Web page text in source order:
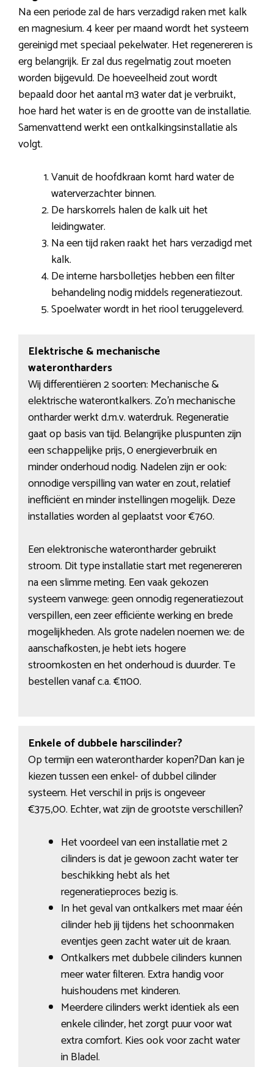
Na een periode zal de hars verzadigd raken met kalk
en magnesium. 4 keer per maand wordt het systeem
gereinigd met speciaal pekelwater. Het regenereren is
erg belangrijk. Er zal dus regelmatig zout moeten
worden bijgevuld. De hoeveelheid zout wordt
bepaald door het aantal m3 water dat je verbruikt,
hoe hard het water is en de grootte van de installatie.
Samenvattend werkt een ontkalkingsinstallatie als
volgt.
Vanuit de hoofdkraan komt hard water de
waterverzachter binnen.
De harskorrels halen de kalk uit het
leidingwater.
Na een tijd raken raakt het hars verzadigd met
kalk.
De interne harsbolletjes hebben een filter
behandeling nodig middels regeneratiezout.
Spoelwater wordt in het riool teruggeleverd.
Elektrische & mechanische
waterontharders
Wij differentiëren 2 soorten: Mechanische &
elektrische waterontkalkers. Zo’n mechanische
ontharder werkt d.m.v. waterdruk. Regeneratie
gaat op basis van tijd. Belangrijke pluspunten zijn
een schappelijke prijs, 0 energieverbruik en
minder onderhoud nodig. Nadelen zijn er ook:
onnodige verspilling van water en zout, relatief
inefficiënt en minder instellingen mogelijk. Deze
installaties worden al geplaatst voor €760.
Een elektronische waterontharder gebruikt
stroom. Dit type installatie start met regenereren
na een slimme meting. Een vaak gekozen
systeem vanwege: geen onnodig regeneratiezout
verspillen, een zeer efficiënte werking en brede
mogelijkheden. Als grote nadelen noemen we: de
aanschafkosten, je hebt iets hogere
stroomkosten en het onderhoud is duurder. Te
bestellen vanaf c.a. €1100.
Enkele of dubbele harscilinder?
Op termijn een waterontharder kopen?Dan kan je
kiezen tussen een enkel- of dubbel cilinder
systeem. Het verschil in prijs is ongeveer
€375,00. Echter, wat zijn de grootste verschillen?
Het voordeel van een installatie met 2
cilinders is dat je gewoon zacht water ter
beschikking hebt als het
regeneratieproces bezig is.
In het geval van ontkalkers met maar één
cilinder heb jij tijdens het schoonmaken
eventjes geen zacht water uit de kraan.
Ontkalkers met dubbele cilinders kunnen
meer water filteren. Extra handig voor
huishoudens met kinderen.
Meerdere cilinders werkt identiek als een
enkele cilinder, het zorgt puur voor wat
extra comfort. Kies ook voor zacht water
in Bladel.